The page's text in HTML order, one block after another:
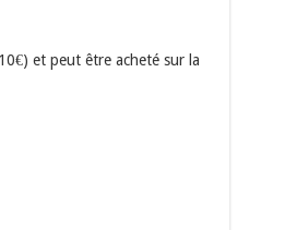
et peut être acheté sur la